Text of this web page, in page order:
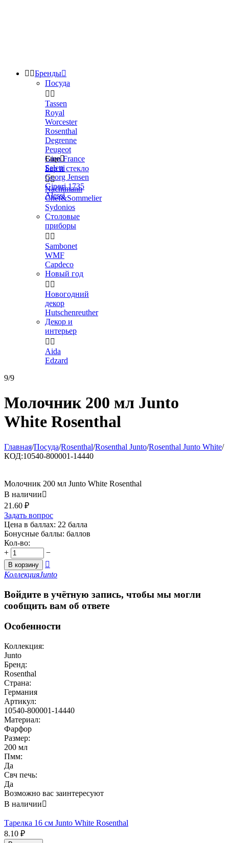
 Бренды
Посуда
 
Tassen
Royal
Worcester
Rosenthal
Degrenne
Peugeot
Gien France
Seletti
Georg Jensen
Ginori 1735
Alessi
Еще
Бар и стекло

Nachtmann
Chef&Sommelier
Sydonios
Столовые
приборы
 
Sambonet
WMF
Capdeco
Новый год
 
Новогодний
декор
Hutschenreuther
Декор и
интерьер
 
Aida
Edzard
9/9
Молочник 200 мл Junto
White Rosenthal
Главная/Посуда/Rosenthal/Rosenthal Junto/Rosenthal Junto White/
КОД:10540-800001-14440
Молочник 200 мл Junto White Rosenthal
В наличии
21.60 ₽
Задать вопрос
Цена в баллах: 22 балла
Бонусные баллы: баллов
Кол-во:
+
−
В корзину

КоллекцияJunto
Войдите в учётную запись, чтобы мы могли
сообщить вам об ответе
Особенности
Коллекция:
Junto
Бренд:
Rosenthal
Страна:
Германия
Артикул:
10540-800001-14440
Материал:
Фарфор
Размер:
200 мл
Пмм:
Да
Свч печь:
Да
Возможно вас заинтересуют
В наличии
Тарелка 16 см Junto White Rosenthal
8.10 ₽